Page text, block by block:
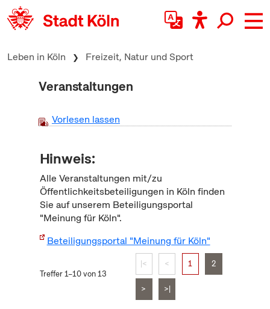
zum Inhalt springen
Leben in Köln Freizeit, Natur und Sport
Veranstaltungen
Vorlesen lassen
Hinweis:
Alle Veranstaltungen mit/zu
Öffentlichkeitsbeteiligungen in Köln finden
Sie auf unserem Beteiligungsportal
"Meinung für Köln".
Beteiligungsportal "Meinung für Köln"
Treffer 1–10 von 13
|< < 1 2
> >|